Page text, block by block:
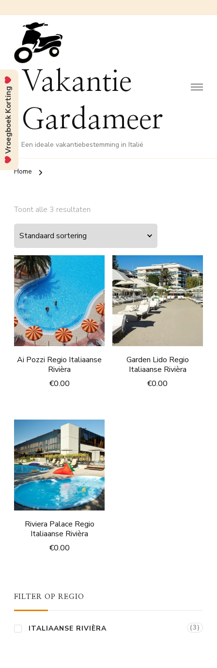
Vakantie
Gardameer
Een ideale vakantiebestemming in Italië
Home
Toont alle 3 resultaten
Ai Pozzi Regio Italiaanse
Rivièra
€0.00
Garden Lido Regio
Italiaanse Rivièra
€0.00
Riviera Palace Regio
Italiaanse Rivièra
€0.00
FILTER OP REGIO
ITALIAANSE RIVIÈRA (3)
Vroegboek Korting